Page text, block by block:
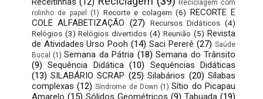
Reciclagem com
rolinho de papel
(1) Recorte e colagem (6) RECORTE E
COLE ALFABETIZAÇÃO (27) Recursos Didáticos (4)
Relógios (3) Relógios divertidos (4) Reunião (5) Revista
de Atividades Urso Pooh (14) Saci Pererê (27) Saúde
Bucal
(1) Semana da Pátria (18) Semana do Trânsito
(9) Sequência Didática (10)
Sequências Didáticas
(13) SILABÁRIO SCRAP (25) Silabários (20) Sílabas
complexas (12) Síndrome de Down (1) Sítio do Picapau
Amarelo (15) Sólidos Geométricos (9) Tabuada (19)